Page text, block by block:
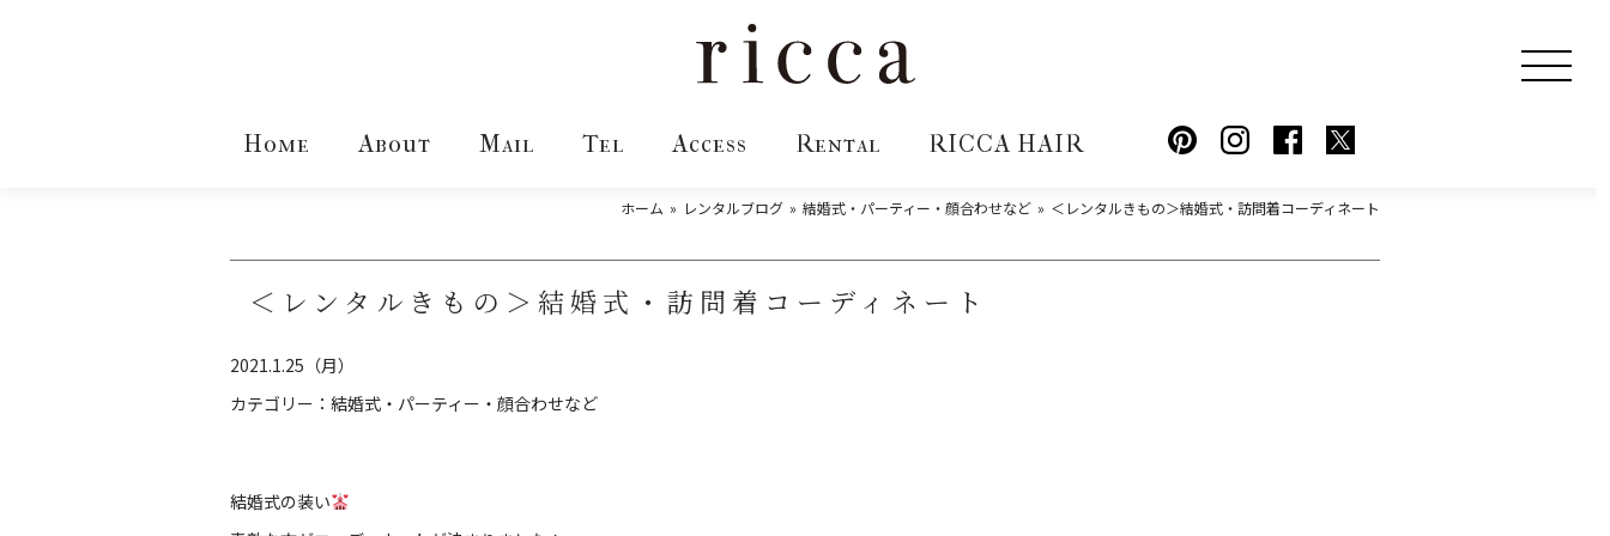
Home About Mail Tel Access Rental RICCA HAIR
ホーム レンタルブログ 結婚式・パーティー・顔合わせなど ＜レンタルきもの＞結婚式・訪問着コーディネート
＜レンタルきもの＞結婚式・訪問着コーディネート
2021.1.25（月）
カテゴリー： 結婚式・パーティー・顔合わせなど
結婚式の装い